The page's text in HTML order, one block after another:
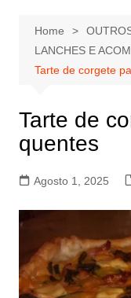
Home
LANCHES E
Tarte de corgete
Tarte de
quentes
Agosto 1, 2025